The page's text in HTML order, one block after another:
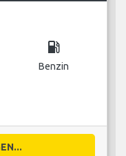
local_gas_station
Benzin